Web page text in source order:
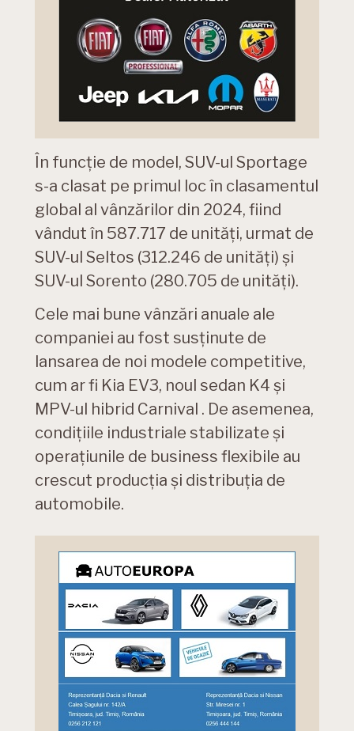
În funcție de model, SUV-ul Sportage
s-a clasat pe primul loc în clasamentul
global al vânzărilor din 2024, fiind
vândut în 587.717 de unități, urmat de
SUV-ul Seltos (312.246 de unități) și
SUV-ul Sorento (280.705 de unități).
Cele mai bune vânzări anuale ale
companiei au fost susținute de
lansarea de noi modele competitive,
cum ar fi Kia EV3, noul sedan K4 și
MPV-ul hibrid Carnival . De asemenea,
condițiile industriale stabilizate și
operațiunile de business flexibile au
crescut producția și distribuția de
automobile.